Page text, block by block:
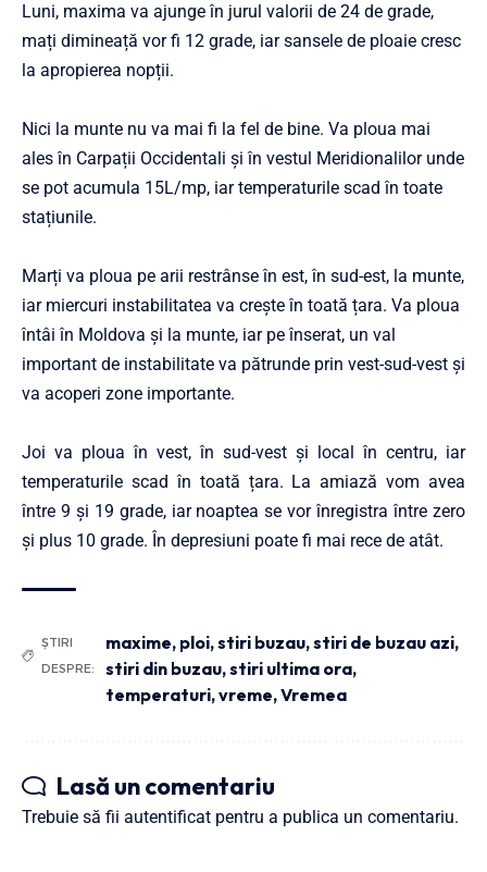
Luni, maxima va ajunge în jurul valorii de 24 de grade,
mați dimineață vor fi 12 grade, iar sansele de ploaie cresc
la apropierea nopții.
Nici la munte nu va mai fi la fel de bine. Va ploua mai
ales în Carpații Occidentali și în vestul Meridionalilor unde
se pot acumula 15L/mp, iar temperaturile scad în toate
stațiunile.
Marți va ploua pe arii restrânse în est, în sud-est, la munte,
iar miercuri instabilitatea va crește în toată țara. Va ploua
întâi în Moldova și la munte, iar pe înserat, un val
important de instabilitate va pătrunde prin vest-sud-vest și
va acoperi zone importante.
Joi va ploua în vest, în sud-vest și local în centru, iar
temperaturile scad în toată țara. La amiază vom avea
între 9 și 19 grade, iar noaptea se vor înregistra între zero
și plus 10 grade. În depresiuni poate fi mai rece de atât.
ȘTIRI
DESPRE:
maxime, ploi,stiri buzau,stiri de buzau azi,
stiri din buzau,stiri ultima ora,
temperaturi,vreme,Vremea
Lasă un comentariu
Trebuie să fii autentificat pentru a publica un comentariu.